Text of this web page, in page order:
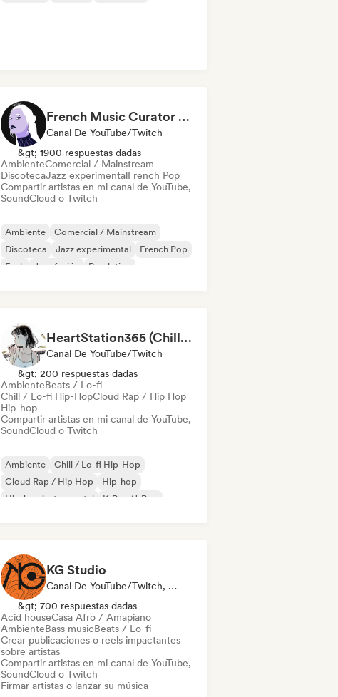
French Music Curator (Stoopy)
Canal De YouTube/Twitch
&gt; 1900 respuestas dadas
AmbienteComercial / Mainstream
DiscotecaJazz experimentalFrench Pop
Compartir artistas en mi canal de YouTube,
SoundCloud o Twitch
Ambiente
Comercial / Mainstream
Discoteca
Jazz experimental
French Pop
Funk
Jazz fusión Pop latino
HeartStation365 (Chill music)
Canal De YouTube/Twitch
&gt; 200 respuestas dadas
AmbienteBeats / Lo-fi
Chill / Lo-fi Hip-HopCloud Rap / Hip Hop
Hip-hop
Compartir artistas en mi canal de YouTube,
SoundCloud o Twitch
Ambiente
Chill / Lo-fi Hip-Hop
Cloud Rap / Hip Hop
Hip-hop
Hip-hop instrumental
K-Pop/J-Pop
KG Studio
Canal De YouTube/Twitch, Etiqueta, Social Media Influencer
&gt; 700 respuestas dadas
Acid houseCasa Afro / Amapiano
AmbienteBass musicBeats / Lo-fi
Crear publicaciones o reels impactantes
sobre artistas
Compartir artistas en mi canal de YouTube,
SoundCloud o Twitch
Firmar artistas o lanzar su música